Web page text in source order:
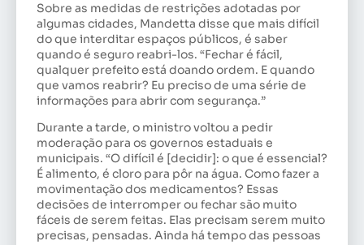
Sobre as medidas de restrições adotadas por
algumas cidades, Mandetta disse que mais difícil
do que interditar espaços públicos, é saber
quando é seguro reabri-los. “Fechar é fácil,
qualquer prefeito está doando ordem. E quando
que vamos reabrir? Eu preciso de uma série de
informações para abrir com segurança.”
Durante a tarde, o ministro voltou a pedir
moderação para os governos estaduais e
municipais. “O difícil é [decidir]: o que é essencial?
É alimento, é cloro para pôr na água. Como fazer a
movimentação dos medicamentos? Essas
decisões de interromper ou fechar são muito
fáceis de serem feitas. Elas precisam serem muito
precisas, pensadas. Ainda há tempo das pessoas